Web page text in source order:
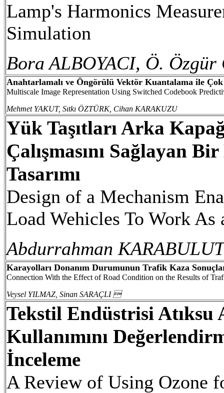
Lamp's Harmonics
Simulation
Bora ALBOYACI, Ö. Özgür
Anahtarlamalı ve Öngörülü Vektör Kuantalama ile
Multiscale Image Representation Using Switched Codebook
Mehmet YAKUT, Sıtkı ÖZTÜRK, Cihan KARAKUZU
Yük Taşıtları Arka
Çalışmasını Sağlayan
Tasarımı
Design of a Mechanism
Load Wehicles To Work
Abdurrahman KARABULUT
Karayolları Donanım Durumunun Trafik Kaza
Connection With the Effect of Road Condition on the Results of
Veysel YILMAZ, Sinan SARAÇLI
Tekstil Endüstrisi Atıksu
Kullanımını
İnceleme
A Review of Using Ozone